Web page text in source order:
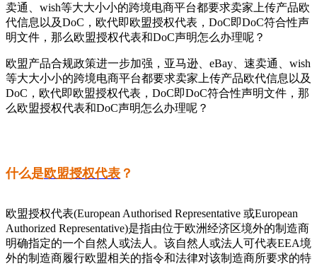
卖通、wish等大大小小的跨境电商平台都要求卖家上传产品欧
代信息以及DoC，欧代即欧盟授权代表，DoC即DoC符合性声
明文件，那么欧盟授权代表和DoC声明怎么办理呢？
欧盟产品合规政策进一步加强，亚马逊、eBay、速卖通、wish
等大大小小的跨境电商平台都要求卖家上传产品欧代信息以及
DoC，欧代即欧盟授权代表，DoC即DoC符合性声明文件，那
么欧盟授权代表和DoC声明怎么办理呢？
什么是欧盟授权代表 ？
欧盟授权代表(European Authorised Representative 或European
Authorized Representative)是指由位于欧洲经济区境外的制造商
明确指定的一个自然人或法人。该自然人或法人可代表EEA境
外的制造商履行欧盟相关的指令和法律对该制造商所要求的特